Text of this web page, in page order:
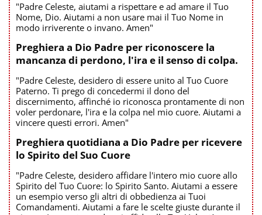
"Padre Celeste, aiutami a rispettare e ad amare il Tuo
Nome, Dio. Aiutami a non usare mai il Tuo Nome in
modo irriverente o invano. Amen"
Preghiera a Dio Padre per riconoscere la
mancanza di perdono, l'ira e il senso di colpa.
"Padre Celeste, desidero di essere unito al Tuo Cuore
Paterno. Ti prego di concedermi il dono del
discernimento, affinché io riconosca prontamente di non
voler perdonare, l'ira e la colpa nel mio cuore. Aiutami a
vincere questi errori. Amen"
Preghiera quotidiana a Dio Padre per ricevere
lo Spirito del Suo Cuore
"Padre Celeste, desidero affidare l'intero mio cuore allo
Spirito del Tuo Cuore: lo Spirito Santo. Aiutami a essere
un esempio verso gli altri di obbedienza ai Tuoi
Comandamenti. Aiutami a fare le scelte giuste durante il